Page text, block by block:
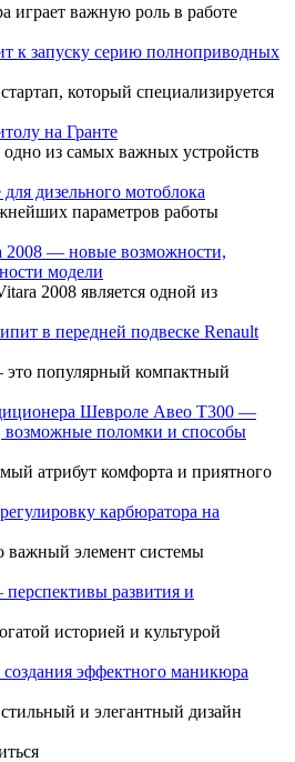
играет важную роль в работе
к запуску серию полноприводных
который специализируется
на Гранте
из самых важных устройств
дизельного мотоблока
параметров работы
2008 — новые возможности,
модели
2008 является одной из
в передней подвеске Renault
популярный компактный
Шевроле Авео Т300 —
возможные поломки и способы
атрибут комфорта и приятного
карбюратора на
элемент системы
развития и
историей и культурой
эффектного маникюра
и элегантный дизайн